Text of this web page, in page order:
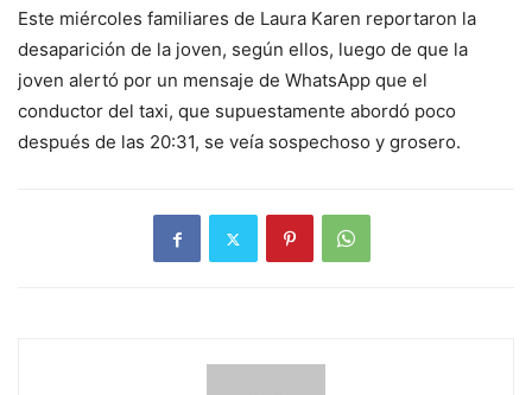
Este miércoles familiares de Laura Karen reportaron la
desaparición de la joven, según ellos, luego de que la
joven alertó por un mensaje de WhatsApp que el
conductor del taxi, que supuestamente abordó poco
después de las 20:31, se veía sospechoso y grosero.